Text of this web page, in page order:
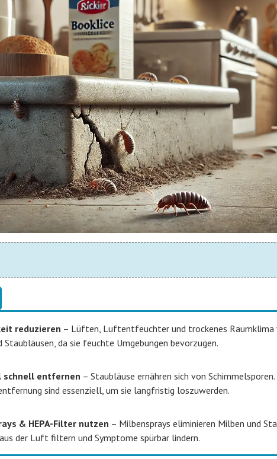
reduzieren – Lüften, Luftentfeuchter und trockenes Raumklima
Staubläusen, da sie feuchte Umgebungen bevorzugen.
schnell entfernen – Staubläuse ernähren sich von
sind essenziell, um sie langfristig loszuwerden.
& HEPA-Filter nutzen – Milbensprays eliminieren Milben und
der Luft filtern und Symptome spürbar lindern.